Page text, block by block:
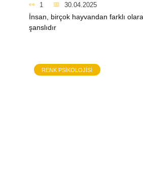
1 30.04.2025
İnsan, birçok hayvandan farklı
şanslıdır
RENK PSIKOLOJISI